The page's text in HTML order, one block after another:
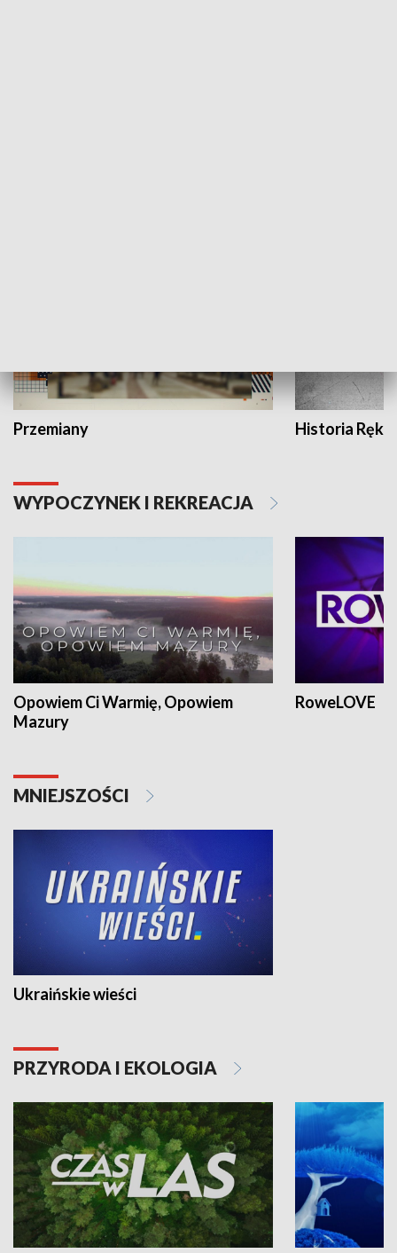
Przemiany Historia Ręką
WYPOCZYNEK I REKREACJA
Opowiem Ci Warmię, Opowiem
Mazury
RoweLOVE
MNIEJSZOŚCI
Ukraińskie wieści
PRZYRODA I EKOLOGIA